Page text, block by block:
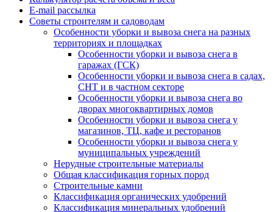
E-mail рассылка
Советы строителям и садоводам
Особенности уборки и вывоза снега на разных
территориях и площадках
Особенности уборки и вывоза снега в
гаражах (ГСК)
Особенности уборки и вывоза снега в садах,
СНТ и в частном секторе
Особенности уборки и вывоза снега во
дворах многоквартирных домов
Особенности уборки и вывоза снега у
магазинов, ТЦ, кафе и ресторанов
Особенности уборки и вывоза снега у
муниципальных учреждений
Нерудные строительные материалы
Общая классификация горных пород
Строительные камни
Классификация органических удобрений
Классификация минеральных удобрений